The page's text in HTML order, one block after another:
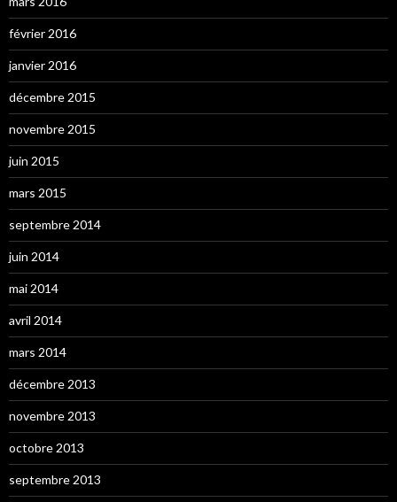
février 2016
janvier 2016
décembre 2015
novembre 2015
juin 2015
mars 2015
septembre 2014
juin 2014
mai 2014
avril 2014
mars 2014
décembre 2013
novembre 2013
octobre 2013
septembre 2013